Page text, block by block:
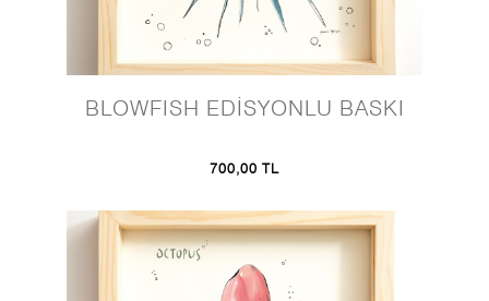
BLOWFISH EDİSYONLU BASKI
700,00 TL